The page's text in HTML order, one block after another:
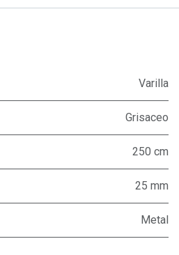
Varilla
Grisaceo
250 cm
25 mm
Metal